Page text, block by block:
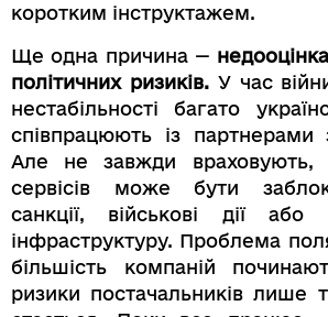
коротким інструктажем.
Ще одна причина —
політичних ризиків.У час
нестабільності багато
співпрацюють із партнерами
Але не завжди
сервісів може бути
санкції, військові дії або
інфраструктуру. Проблема
більшість компаній
ризики постачальників лише